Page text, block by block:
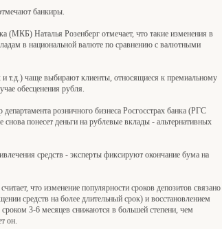
банкиры.
(МКБ) Наталья Розенберг отмечает, что такие изменения в
в национальной валюте по сравнению с валютными
т.д.) чаще выбирают клиенты, относящиеся к премиальному
обесценения рубля.
розничного бизнеса Росгосстрах банка (РГС
понесет деньги на рублевые вклады - альтернативных
средств - эксперты фиксируют окончание бума на
что изменение популярности сроков депозитов связано
средств на более длительный срок) и восстановлением
3-6 месяцев снижаются в большей степени, чем
он.